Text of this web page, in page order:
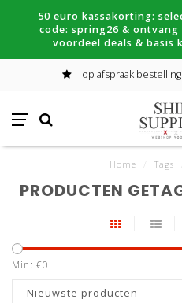
50 euro kassakorting:
code: spring26 & ontvang
voordeel deals & basis
op afspraak
Home Tags
PRODUCTEN
Min: €0
Nieuwste producten